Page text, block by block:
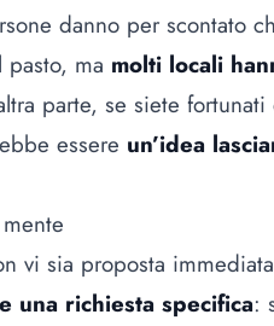
danno per scontato
ma molti locali
parte, se siete
essere un’idea
vi sia proposta
una richiesta specifica: